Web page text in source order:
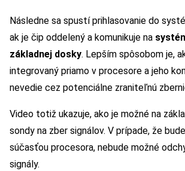
Následne sa spustí prihlasovanie do
ak je čip oddelený a komunikuje na
základnej dosky. Lepším spôsobom je,
integrovaný priamo v procesore a jeho
nevedie cez potenciálne zraniteľnú
Video totiž ukazuje, ako je možné na
sondy na zber signálov. V prípade, že
súčasťou procesora, nebude možné
signály.